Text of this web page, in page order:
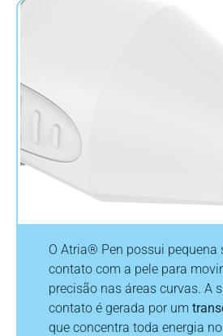
O Atria® Pen possui pequena
contato com a pele para
precisão nas áreas curvas. A
contato é gerada por um
que concentra toda energia